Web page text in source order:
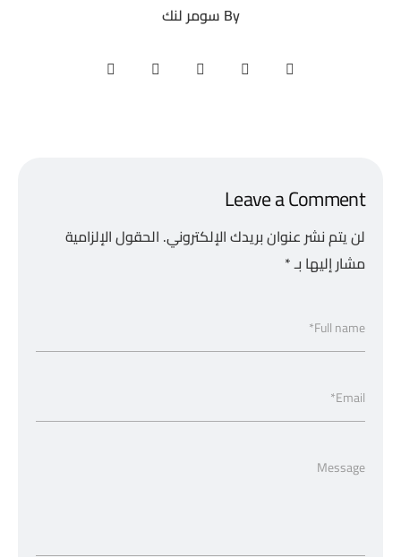
By سومر لنك
Leave a Comment
لن يتم نشر عنوان بريدك الإلكتروني. الحقول الإلزامية
مشار إليها بـ*
Full name*
Email*
Message